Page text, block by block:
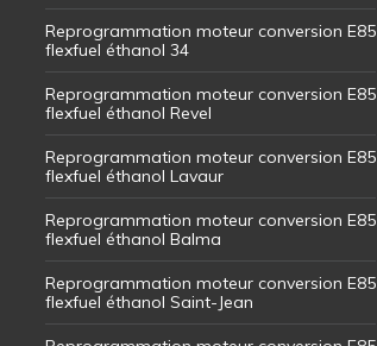
Reprogrammation moteur conversion E85
flexfuel éthanol 34
Reprogrammation moteur conversion E85
flexfuel éthanol Revel
Reprogrammation moteur conversion E85
flexfuel éthanol Lavaur
Reprogrammation moteur conversion E85
flexfuel éthanol Balma
Reprogrammation moteur conversion E85
flexfuel éthanol Saint-Jean